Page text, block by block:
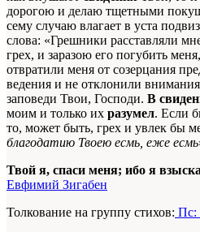
дорогою и делаю тщетными
сему случаю влагает в уста
слова: «Грешники расставляли
грех, и заразою его погубить
отвратили меня от созерцания
ведения и не отклонили
заповеди Твои, Господи. В
моим и только их разумел. Если
то, может быть, грех и увлек бы
благодатию Твоею есмь, еже есмь
Твой я, спаси меня; ибо я
Евфимий Зигабен
Толкование на группу стихов: Пс: